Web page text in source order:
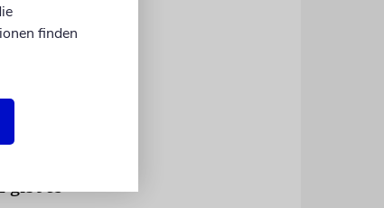
finden